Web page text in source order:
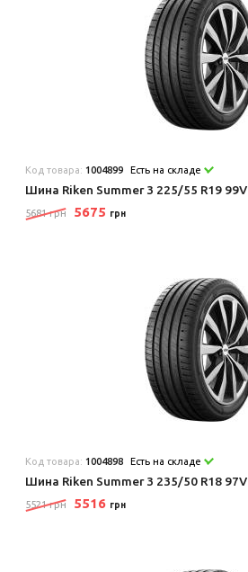
Код товара: 1004899 Есть на складе
Шина Riken Summer 3 225/55 R19 99V
5681 грн 5675 грн
Код товара: 1004898 Есть на складе
Шина Riken Summer 3 235/50 R18 97V
5521 грн 5516 грн